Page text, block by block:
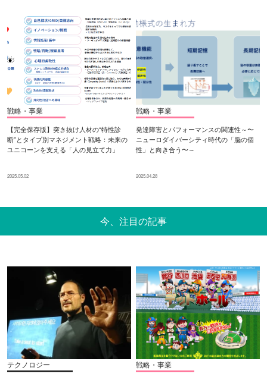
戦略・事業
【完全保存版】突き抜け人材の“特性診
断”とタイプ別マネジメント戦略：未来の
ユニコーンを支える「人の見立て力」
2025.05.02
戦略・事業
発達障害とパフォーマンスの関連性～〜
ニューロダイバーシティ時代の「脳の個
性」と向き合う〜～
2025.04.28
今、注目の記事
テクノロジー 戦略・事業